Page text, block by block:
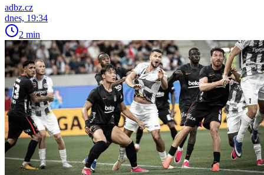
adbz.cz
dnes, 19:34
2 min